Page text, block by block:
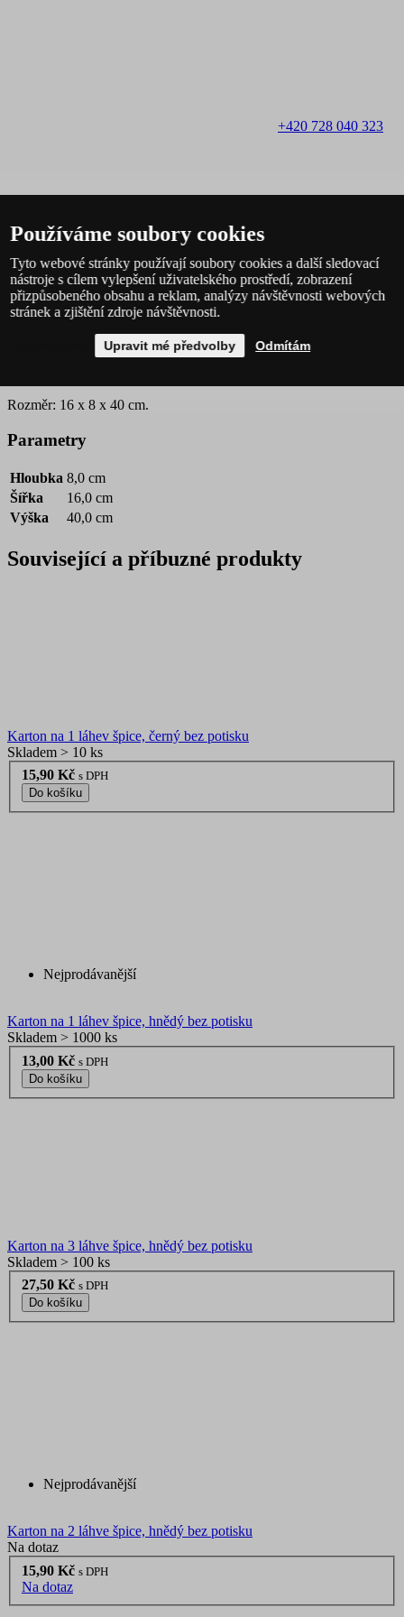
+420 728 040 323
(Po-Pá: 8-15:00)
eshop@vinarskepotreby.cz
Popis produktu
Kartonová krabice na dvě láhve s obdélníkovým otvorem a uchem
Rozměr: 16 x 8 x 40 cm.
Parametry
Hloubka 8,0 cm
Šířka
16,0 cm
Výška
40,0 cm
Související a příbuzné produkty
Karton na 1 láhev špice, černý bez potisku
Skladem > 10 ks
15,90 Kč s DPH
Do košíku
Nejprodávanější
Karton na 1 láhev špice, hnědý bez potisku
Skladem > 1000 ks
13,00 Kč s DPH
Do košíku
Karton na 3 láhve špice, hnědý bez potisku
Skladem > 100 ks
27,50 Kč s DPH
Do košíku
Nejprodávanější
Karton na 2 láhve špice, hnědý bez potisku
Na dotaz
15,90 Kč s DPH
Na dotaz
Používáme soubory cookies
Tyto webové stránky používají soubory cookies a další sledovací
nástroje s cílem vylepšení uživatelského prostředí, zobrazení
přizpůsobeného obsahu a reklam, analýzy návštěvnosti webových
stránek a zjištění zdroje návštěvnosti.
Upravit mé předvolby Odmítám